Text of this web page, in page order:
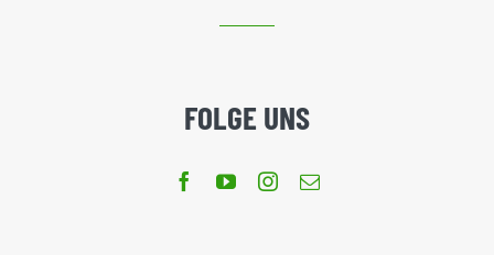
FOLGE UNS